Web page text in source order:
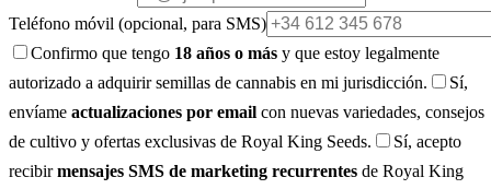
Teléfono móvil (opcional, para SMS)
Confirmo que tengo 18 años o más y que estoy legalmente
autorizado a adquirir semillas de cannabis en mi jurisdicción.
Sí,
envíame actualizaciones por email con nuevas variedades, consejos
de cultivo y ofertas exclusivas de Royal King Seeds.
Sí, acepto
recibirmensajes SMS de marketing recurrentes de Royal King